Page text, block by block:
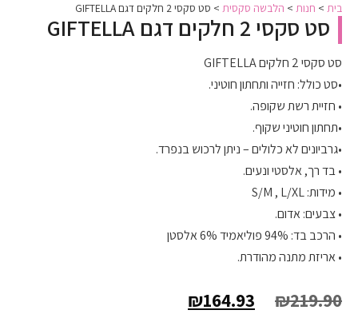
בית > חנות > הלבשה סקסית > סט סקסי 2 חלקים דגם GIFTELLA
סט סקסי 2 חלקים דגם GIFTELLA
סט סקסי 2 חלקים GIFTELLA
•סט כולל: חזייה ותחתון חוטיני.
• חזיית רשת שקופה.
•תחתון חוטיני שקוף.
•גרביונים לא כלולים – ניתן לרכוש בנפרד.
• בד רך, אלסטי ונעים.
• מידות: S/M , L/XL
• צבעים: אדום.
• הרכב בד: 94% פוליאמיד 6% אלסטן
• אריזת מתנה מהודרת.
₪219.90
₪164.93